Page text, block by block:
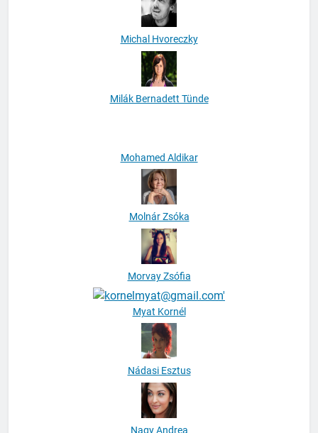
Michal Hvoreczky
Mohamed Aldikar
Molnár Zsóka
Morvay Zsófia
Myat Kornél
Nádasi Esztus